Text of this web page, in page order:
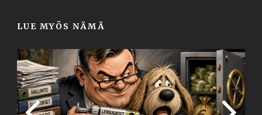
LUE MYÖS NÄMÄ